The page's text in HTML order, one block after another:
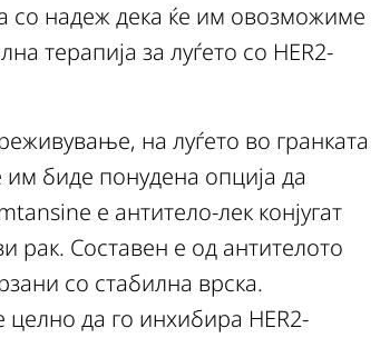
со надеж дека ќе им овозможиме
терапија за луѓето со HER2-
на луѓето во гранката
биде понудена опција да
е антитело-лек конјугат
рак. Составен е од антителото
со стабилна врска.
да го инхибира HER2-